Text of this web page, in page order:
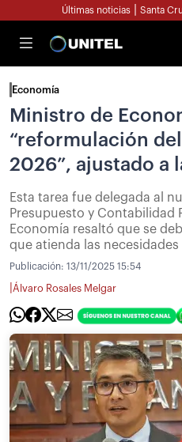
Últimas noticias Santa
Economía
Ministro de
“reformulación
2026”, ajustado a
Esta tarea fue delegada al
Presupuesto y Contabilidad
Economía resaltó que se
que atienda las
Publicación: 13/11/2025 15:54
Álvaro Rosales Melgar